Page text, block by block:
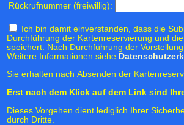
Rückrufnummer (freiwillig):
Ich bin damit einverstanden, dass die
Durchführung der Kartenreservierung und
speichert. Nach Durchführung der
Weitere Informationen siehe
Sie erhalten nach Absenden der
Erst nach dem Klick auf dem Link sind
Dieses Vorgehen dient lediglich Ihrer
durch Dritte.